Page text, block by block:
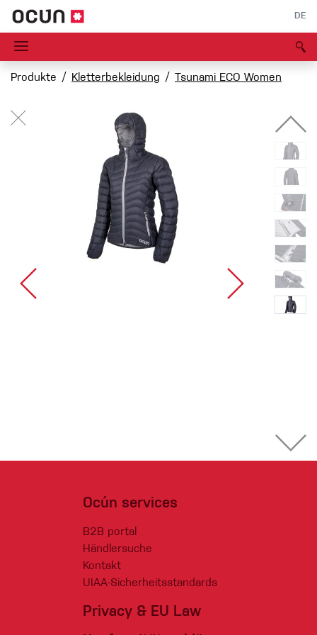
DE
Produkte Kletterbekleidung Tsunami ECO Women
Ocún services
B2B portal
Händlersuche
Kontakt
UIAA-Sicherheitsstandards
Privacy & EU Law